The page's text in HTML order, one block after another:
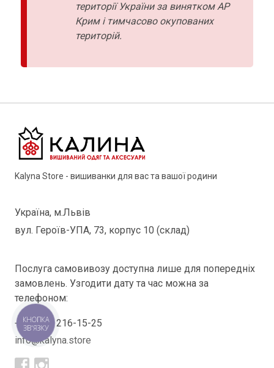
території України за винятком АР
Крим і тимчасово окупованих
територій.
Kalyna Store - вишиванки для вас та вашої родини
Україна, м.Львів
вул. Героїв-УПА, 73, корпус 10 (склад)
Послуга самовивозу доступна лише для попередніх
замовлень. Узгодити дату та час можна за
телефоном:
+38(098) 216-15-25
info@kalyna.store
КНОПКА
ЗВ'ЯЗКУ